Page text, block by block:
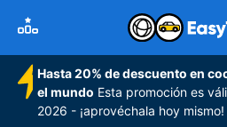
Hasta 20% de descuento en
el mundo Esta promoción es
2026 - ¡aprovéchala hoy mismo!